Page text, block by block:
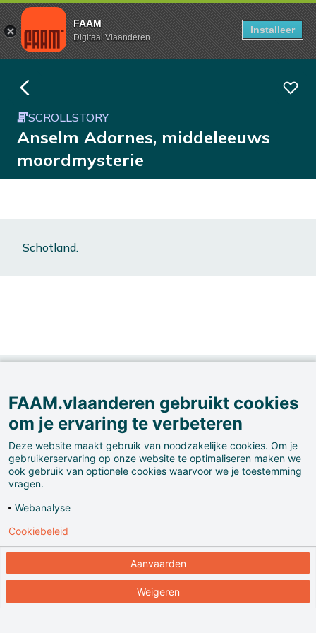
FAAM
Digitaal Vlaanderen
Installeer
SCROLLSTORY
Anselm Adornes, middeleeuws
moordmysterie
Schotland.
Op 23 januari 1483 staan de muren van dit klooster
nog trots overeind. Een Vlaming dineert met
FAAM.vlaanderen gebruikt cookies
om je ervaring te verbeteren
Deze website maakt gebruik van noodzakelijke cookies. Om je
gebruikerservaring op onze website te optimaliseren maken we
ook gebruik van optionele cookies waarvoor we je toestemming
vragen.
Webanalyse
Aanvaarden
Weigeren
Cookiebeleid